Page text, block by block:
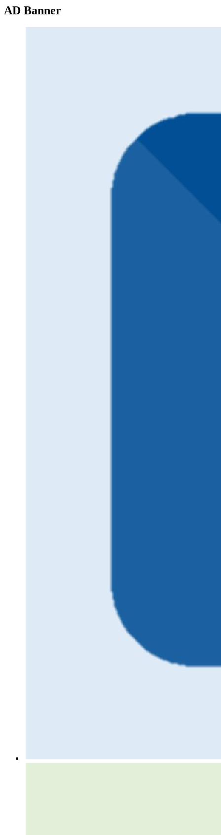
AD Banner